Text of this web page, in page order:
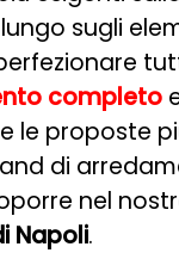
sugli
completo
le proposte
di
nel
Napoli.